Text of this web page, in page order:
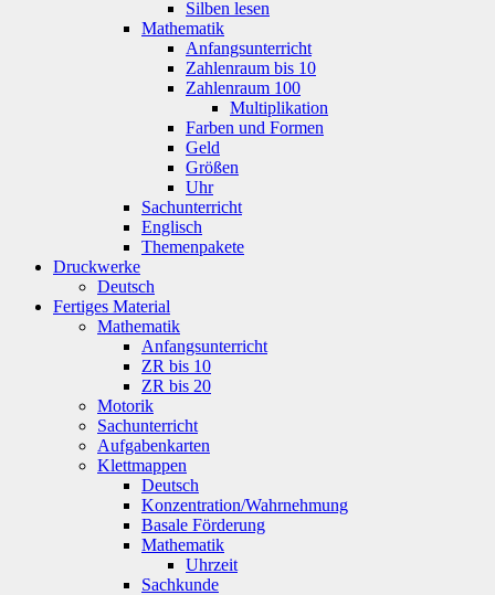
Silben lesen
Mathematik
Anfangsunterricht
Zahlenraum bis 10
Zahlenraum 100
Multiplikation
Farben und Formen
Geld
Größen
Uhr
Sachunterricht
Englisch
Themenpakete
Druckwerke
Deutsch
Fertiges Material
Mathematik
Anfangsunterricht
ZR bis 10
ZR bis 20
Motorik
Sachunterricht
Aufgabenkarten
Klettmappen
Deutsch
Konzentration/Wahrnehmung
Basale Förderung
Mathematik
Uhrzeit
Sachkunde